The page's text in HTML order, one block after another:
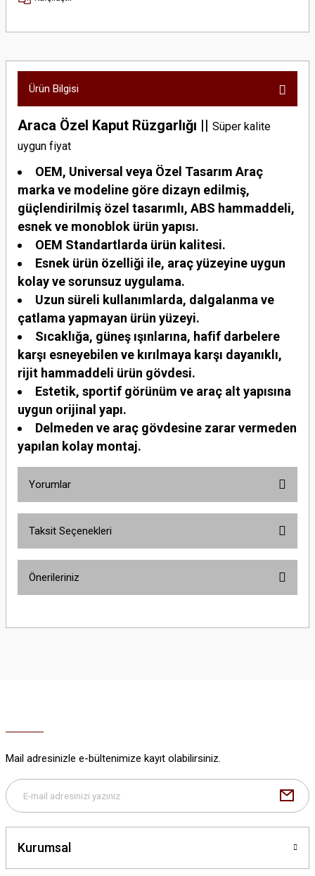
Ürün Bilgisi
Araca Özel Kaput Rüzgarlığı || Süper kalite
uygun fiyat
OEM, Universal veya Özel Tasarım Araç
marka ve modeline göre dizayn edilmiş,
güçlendirilmiş özel tasarımlı, ABS hammaddeli,
esnek ve monoblok ürün yapısı.
OEM Standartlarda ürün kalitesi.
Esnek ürün özelliği ile, araç yüzeyine uygun
kolay ve sorunsuz uygulama.
Uzun süreli kullanımlarda, dalgalanma ve
çatlama yapmayan ürün yüzeyi.
Sıcaklığa, güneş ışınlarına, hafif darbelere
karşı esneyebilen ve kırılmaya karşı dayanıklı,
rijit hammaddeli ürün gövdesi.
Estetik, sportif görünüm ve araç alt yapısına
uygun orijinal yapı.
Delmeden ve araç gövdesine zarar vermeden
yapılan kolay montaj.
Yorumlar
Taksit Seçenekleri
Önerileriniz
yetersiz gördüğünüz noktaları öneri formunu kullanarak tarafımıza
Bu ürüne benzer farklı alternatifler olmalı.
Mail adresinizle e-bültenimize kayıt olabilirsiniz.
Kurumsal